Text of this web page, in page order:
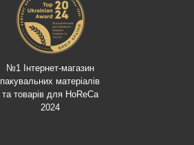
№1 Інтернет-магазин
пакувальних матеріалів
та товарів для HoReCa
2024